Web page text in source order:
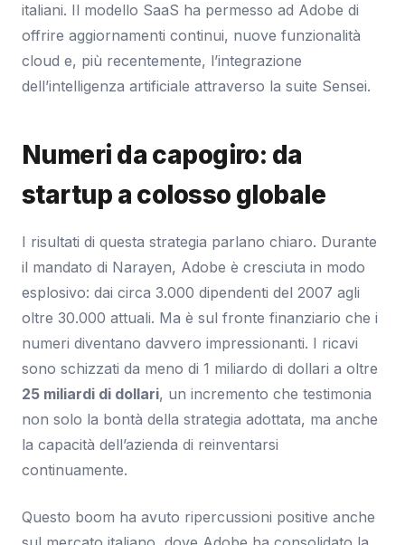
italiani. Il modello SaaS ha permesso ad Adobe di
offrire aggiornamenti continui, nuove funzionalità
cloud e, più recentemente, l’integrazione
dell’intelligenza artificiale attraverso la suite Sensei.
Numeri da capogiro: da
startup a colosso globale
I risultati di questa strategia parlano chiaro. Durante
il mandato di Narayen, Adobe è cresciuta in modo
esplosivo: dai circa 3.000 dipendenti del 2007 agli
oltre 30.000 attuali. Ma è sul fronte finanziario che i
numeri diventano davvero impressionanti. I ricavi
sono schizzati da meno di 1 miliardo di dollari a oltre
25 miliardi di dollari, un incremento che testimonia
non solo la bontà della strategia adottata, ma anche
la capacità dell’azienda di reinventarsi
continuamente.
Questo boom ha avuto ripercussioni positive anche